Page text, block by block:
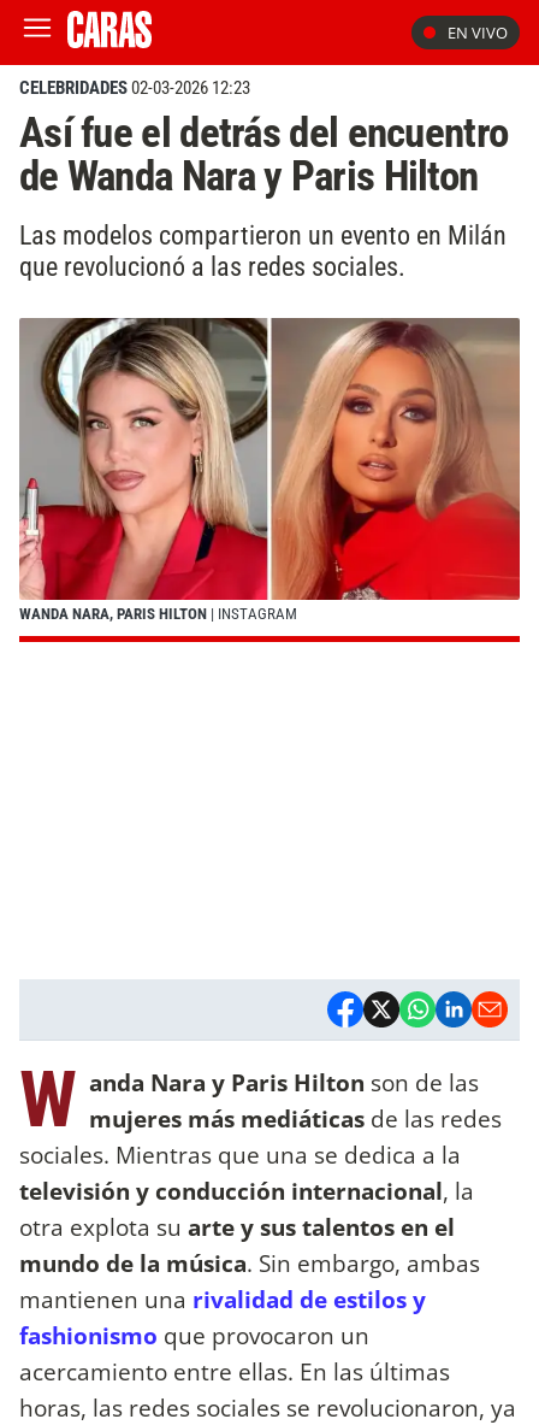
EN VIVO
CELEBRIDADES02-03-2026 12:23
Así fue el detrás del encuentro
de Wanda Nara y Paris Hilton
Las modelos compartieron un evento en Milán
que revolucionó a las redes sociales.
WANDA NARA, PARIS HILTON | INSTAGRAM
W anda Nara y Paris Hilton son de las
mujeres más mediáticas de las redes
sociales. Mientras que una se dedica a la
televisión y conducción internacional, la
otra explota su arte y sus talentos en el
mundo de la música. Sin embargo, ambas
mantienen una rivalidad de estilos y
fashionismo que provocaron un
acercamiento entre ellas. En las últimas
horas, las redes sociales se revolucionaron, ya